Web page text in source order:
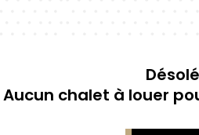
Aucun chalet à louer